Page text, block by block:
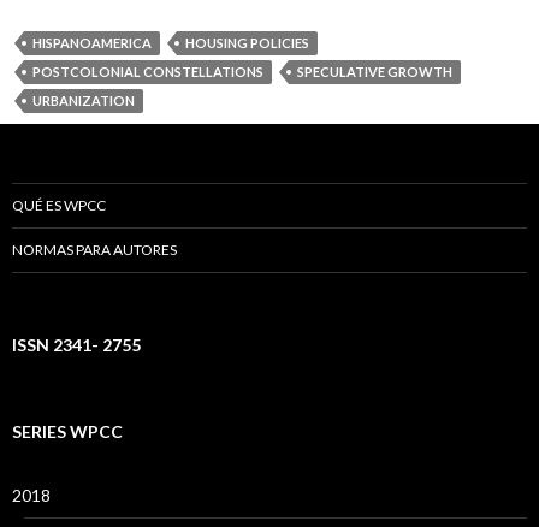
HISPANOAMERICA
HOUSING POLICIES
POSTCOLONIAL CONSTELLATIONS
SPECULATIVE GROWTH
URBANIZATION
QUÉ ES WPCC
NORMAS PARA AUTORES
ISSN 2341- 2755
SERIES WPCC
2018